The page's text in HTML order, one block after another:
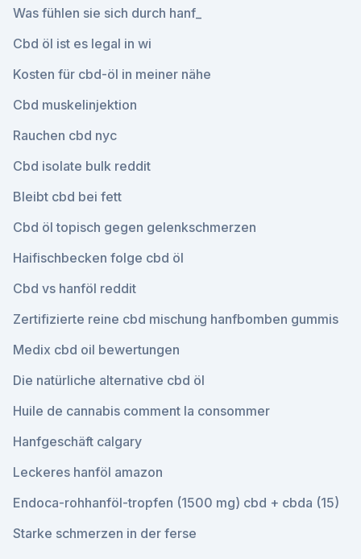
Was fühlen sie sich durch hanf_
Cbd öl ist es legal in wi
Kosten für cbd-öl in meiner nähe
Cbd muskelinjektion
Rauchen cbd nyc
Cbd isolate bulk reddit
Bleibt cbd bei fett
Cbd öl topisch gegen gelenkschmerzen
Haifischbecken folge cbd öl
Cbd vs hanföl reddit
Zertifizierte reine cbd mischung hanfbomben gummis
Medix cbd oil bewertungen
Die natürliche alternative cbd öl
Huile de cannabis comment la consommer
Hanfgeschäft calgary
Leckeres hanföl amazon
Endoca-rohhanföl-tropfen (1500 mg) cbd + cbda (15)
Starke schmerzen in der ferse